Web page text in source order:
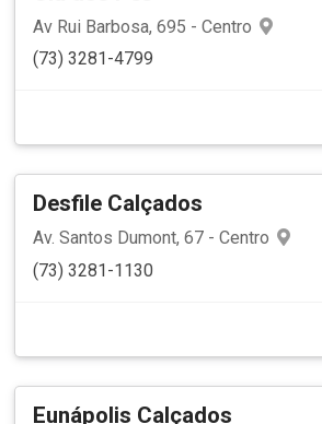
Av Rui Barbosa, 695 - Centro
(73) 3281-4799
Desfile Calçados
Av. Santos Dumont, 67 - Centro
(73) 3281-1130
Eunápolis Calçados